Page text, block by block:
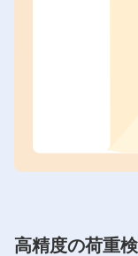
高精度の荷重